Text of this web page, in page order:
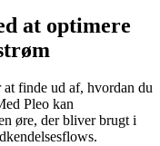
at optimere
finde ud af, hvordan du
Pleo kan
øre, der bliver brugt i